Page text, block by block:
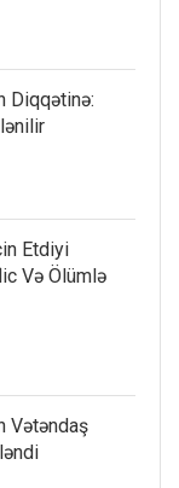
Diqqətinə:
Etdiyi
Və Ölümlə
Vətəndaş